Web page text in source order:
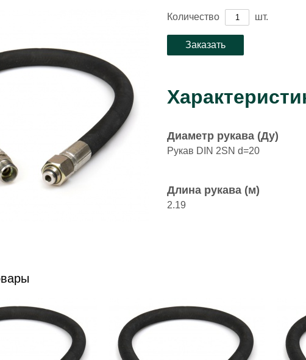
Количество шт.
Диаметр рукава (Ду)
Рукав DIN 2SN d=20
Длина рукава (м)
2.19